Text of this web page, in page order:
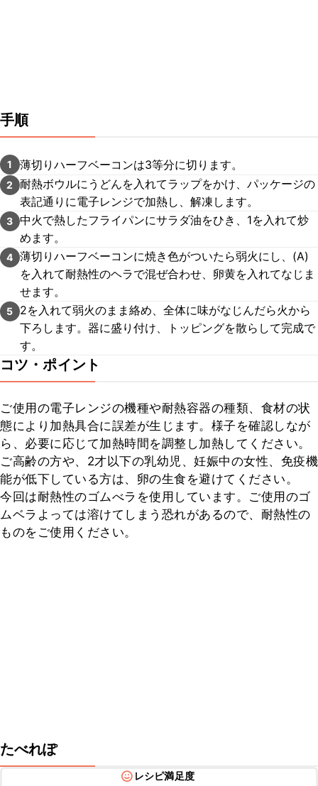
手順
1 薄切りハーフベーコンは3等分に切ります。
2
耐熱ボウルにうどんを入れてラップをかけ、パッケージの
表記通りに電子レンジで加熱し、解凍します。
3 中火で熱したフライパンにサラダ油をひき、1を入れて炒
めます。
4 薄切りハーフベーコンに焼き色がついたら弱火にし、(A)
を入れて耐熱性のヘラで混ぜ合わせ、卵黄を入れてなじま
せます。
5
2を入れて弱火のまま絡め、全体に味がなじんだら火から
下ろします。器に盛り付け、トッピングを散らして完成で
す。
コツ・ポイント
ご使用の電子レンジの機種や耐熱容器の種類、食材の状
態により加熱具合に誤差が生じます。様子を確認しなが
ら、必要に応じて加熱時間を調整し加熱してください。
ご高齢の方や、2才以下の乳幼児、妊娠中の女性、免疫機
能が低下している方は、卵の生食を避けてください。
今回は耐熱性のゴムべラを使用しています。ご使用のゴ
ムベラよっては溶けてしまう恐れがあるので、耐熱性の
ものをご使用ください。
たべれぽ
レシピ満足度